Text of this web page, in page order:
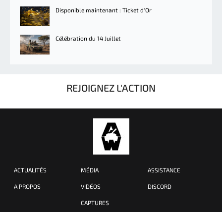
Disponible maintenant : Ticket d'Or
Célébration du 14 Juillet
REJOIGNEZ L'ACTION
ACTUALITÉS
A PROPOS
MÉDIA
VIDÉOS
CAPTURES
ASSISTANCE
DISCORD